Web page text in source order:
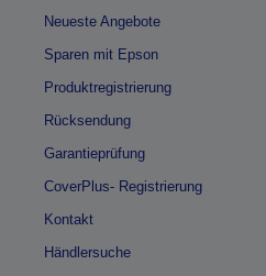
Neueste Angebote
Sparen mit Epson
Produktregistrierung
Rücksendung
Garantieprüfung
CoverPlus- Registrierung
Kontakt
Händlersuche